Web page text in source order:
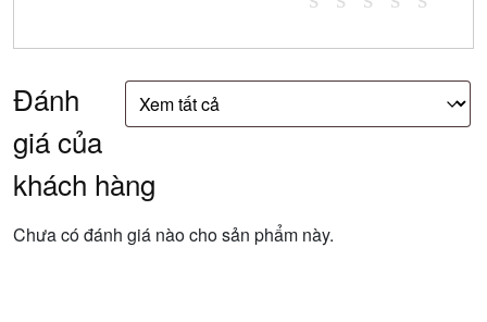
Đánh
giá của
khách hàng
Chưa có đánh giá nào cho sản phẩm này.